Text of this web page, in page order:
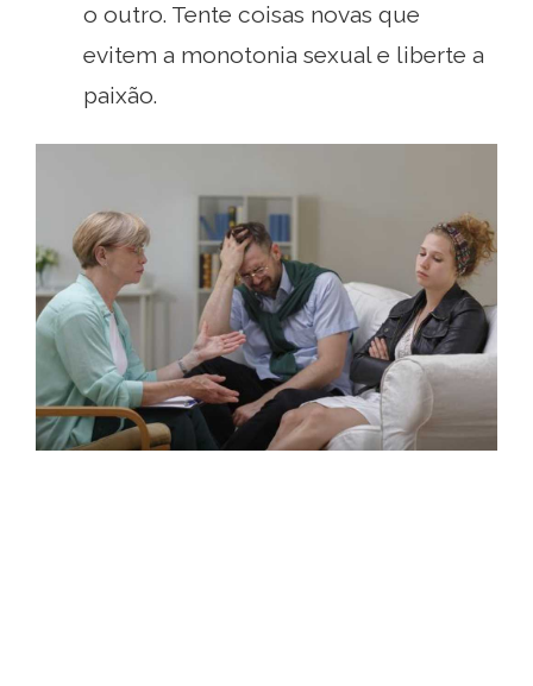
o outro. Tente coisas novas que
evitem a monotonia sexual e liberte a
paixão.